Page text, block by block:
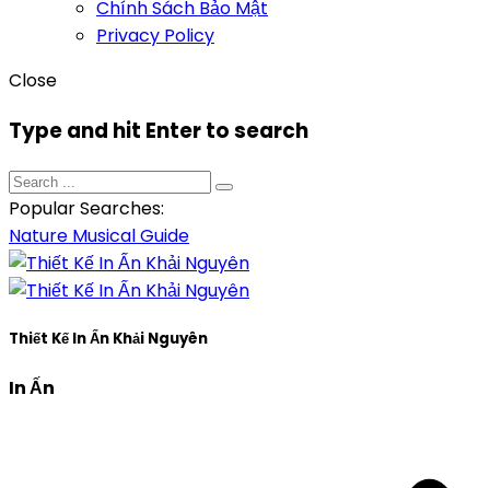
Chính Sách Bảo Mật
Privacy Policy
Close
Type and hit Enter to search
Popular Searches:
Nature MusicalGuide
Thiết Kế In Ấn Khải Nguyên
In Ấn